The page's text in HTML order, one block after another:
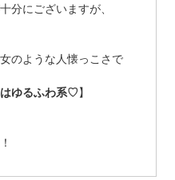
分にございますが、
のような人懐っこさで
ゆるふわ系♡】